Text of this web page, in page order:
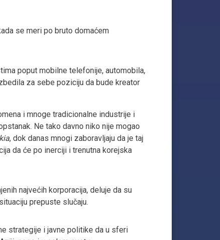
se meri po bruto domaćem
poput mobilne telefonije, automobila,
za sebe poziciju da bude kreator
i mnoge tradicionalne industrije i
Ne tako davno niko nije mogao
, dok danas mnogi zaboravljaju da je taj
da će po inerciji i trenutna korejska
najvećih korporacija, deluje da su
prepuste slučaju.
strategije i javne politike da u sferi